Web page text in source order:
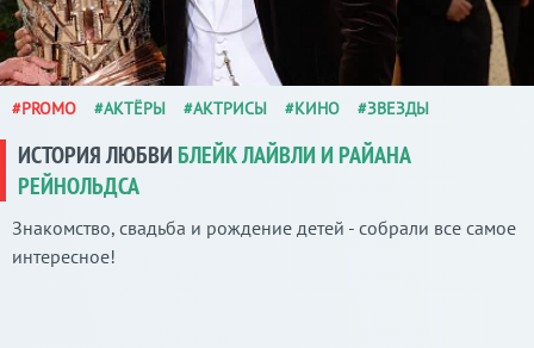
#PROMO #АКТЁРЫ #АКТРИСЫ #КИНО #ЗВЕЗДЫ
ИСТОРИЯ ЛЮБВИ БЛЕЙК ЛАЙВЛИ И РАЙАНА
РЕЙНОЛЬДСА
Знакомство, свадьба и рождение детей - собрали все самое
интересное!